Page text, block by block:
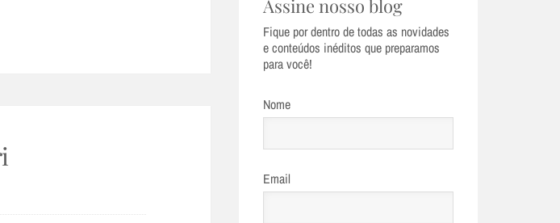
Assine nosso blog
Fique por dentro de todas as novidades
e conteúdos inéditos que preparamos
para você!
Nome
Email